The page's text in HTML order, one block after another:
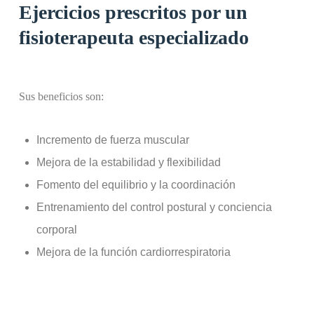
Ejercicios prescritos por un
fisioterapeuta especializado
Sus beneficios son:
Incremento de fuerza muscular
Mejora de la estabilidad y flexibilidad
Fomento del equilibrio y la coordinación
Entrenamiento del control postural y conciencia
corporal
Mejora de la función cardiorrespiratoria